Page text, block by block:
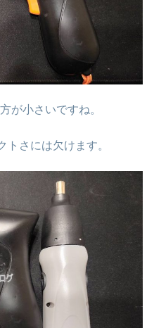
が小さいですね。
トさには欠けます。